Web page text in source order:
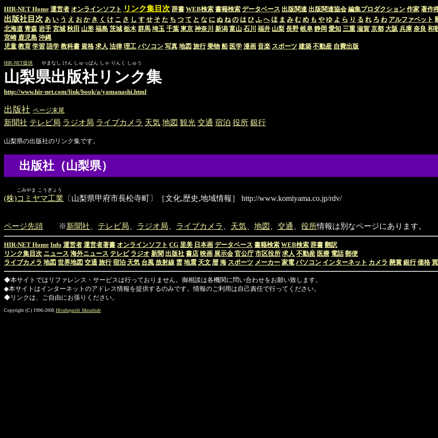
HIR-NET Home 運営者 オンラインソフト リンク集目次 辞書 WEB検索 書籍検索 データベース 出版関連 出版関連協会 編集プロダクション 作家 著作
出版社目次 あ い う え お か き く け こ さ し す せ そ た ち つ て と な に ぬ ね の は ひ ふ へ ほ ま み む め も や ゆ よ ら り る れ ろ わ アルファベット
北海道 青森 岩手 宮城 秋田 山形 福島 茨城 栃木 群馬 埼玉 千葉 東京 神奈川 新潟 富山 石川 福井 山梨 長野 岐阜 静岡 愛知 三重 滋賀 京都 大阪 兵庫 奈良 和
宮崎 鹿児島 沖縄
児童 教育 学習 語学 教科書 資格 求人 法律 理工 パソコン 写真 地図 旅行 乗物 船 医学 漫画 音楽 スポーツ 建築 不動産 自費出版
HIR-NET提供 やまなし けん しゅっぱん しゃ りんく しゅう
山梨県出版社リンク集
http://www.hir-net.com/link/book/a/yamanashi.html
出版社 ページ末尾
新聞社 テレビ局 ラジオ局 ライブカメラ 天気 地図 観光 交通 宿泊 役所 銀行
山梨県の出版社のリンク集です。
出版社（山梨県）
こみやま こうぎょう
(株)コミヤマ工業 〔山梨県甲府市長松寺町〕［文化,歴史,地域情報］ http://www.komiyama.co.jp/rdv/
ページ先頭 ※新聞社 テレビ局 ラジオ局 ライブカメラ 天気 地図 交通 役所情報は別なページにあります。
HIR-NET Home Info 運営者 運営者著書 オンラインソフト CG 里美 日本画 データベース 書籍検索 WEB検索 辞書 翻訳
リンク集目次 ニュース 海外ニュース テレビ ラジオ 新聞 出版社 書店 映画 展示会 官公庁 市区役所 求人 不動産 医療 電話 郵便
ライブカメラ 地図 世界地図 交通 旅行 宿泊 天気 台風 放射線 雲 地震 天文 暦 海 スポーツ メーカー 家電 パソコン インターネット カメラ 懸賞 銀行 価格
◆本サイトではリファレンス・サービスは行っておりません。御相談は各機関に問い合わせをお願い致します。
◆本サイトはインターネットのアドレス情報を提供するのみです。情報のご利用は自己責任で行ってください。
◆リンクは、ご自由にお張りください。
Copyright (C) 1996-2008 Hirabayashi Masahide